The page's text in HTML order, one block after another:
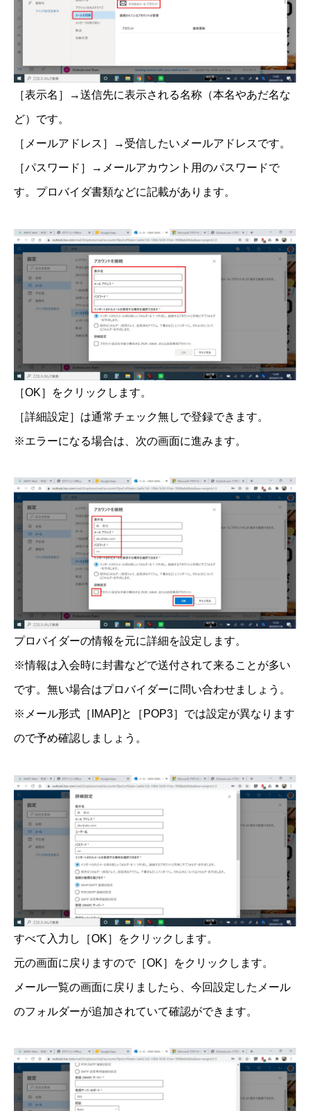
［表示名］→送信先に表示される名称（本名やあだ名な
ど）です。
［メールアドレス］→受信したいメールアドレスです。
［パスワード］→メールアカウント用のパスワードで
す。プロバイダ書類などに記載があります。
［OK］をクリックします。
［詳細設定］は通常チェック無しで登録できます。
※エラーになる場合は、次の画面に進みます。
プロバイダーの情報を元に詳細を設定します。
※情報は入会時に封書などで送付されて来ることが多い
です。無い場合はプロバイダーに問い合わせましょう。
※メール形式［IMAP]と［POP3］では設定が異なります
ので予め確認しましょう。
すべて入力し［OK］をクリックします。
元の画面に戻りますので［OK］をクリックします。
メール一覧の画面に戻りましたら、今回設定したメール
のフォルダーが追加されていて確認ができます。